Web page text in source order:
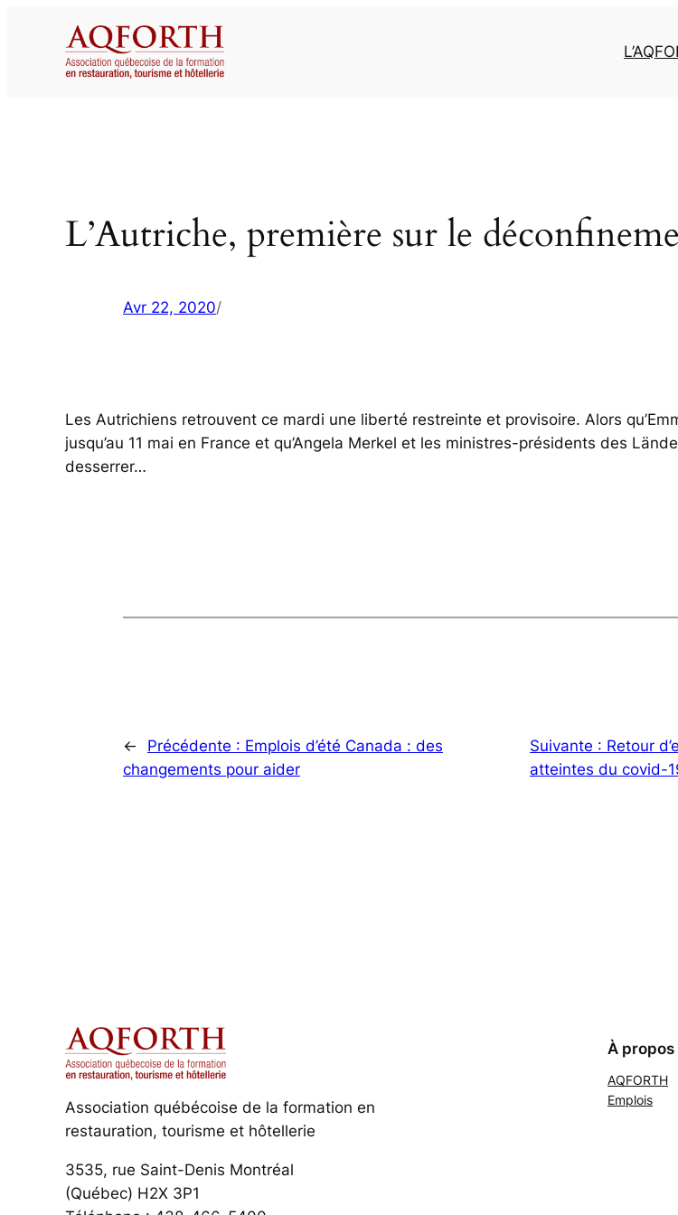
L’Autriche, première sur le
Avr 22, 2020/
Les Autrichiens retrouvent ce mardi une liberté restreinte et provisoire. Alors
jusqu’au 11 mai en France et qu’Angela Merkel et les ministres-présidents des
desserrer…
← Précédente : Emplois d’été Canada : des
changements pour aider
Suivante : Retour
atteintes du covid-
Association québécoise de la formation en
restauration, tourisme et hôtellerie
3535, rue Saint-Denis Montréal
(Québec) H2X 3P1
À propos
AQFORTH
Emplois